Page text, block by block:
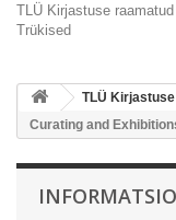
TLÜ Kirjastuse raamatud
Trükised
TLÜ
Curating and